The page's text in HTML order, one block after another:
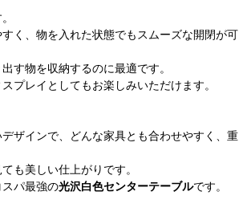
く、物を入れた状態でもスムーズな開閉が可
す物を収納するのに最適です。
プレイとしてもお楽しみいただけます。
ザインで、どんな家具とも合わせやすく、重
も美しい仕上がりです。
パ最強の光沢白色センターテーブルです。